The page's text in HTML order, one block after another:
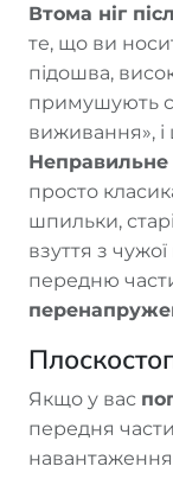
Втома ніг
те, що ви
підошва,
примушують
виживання», і
Неправильне
просто
шпильки,
взуття з
передню
Якщо у вас
передня